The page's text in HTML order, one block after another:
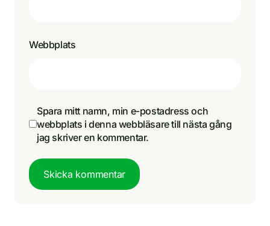
Webbplats
Spara mitt namn, min e-postadress och
webbplats i denna webbläsare till nästa gång
jag skriver en kommentar.
Skicka kommentar